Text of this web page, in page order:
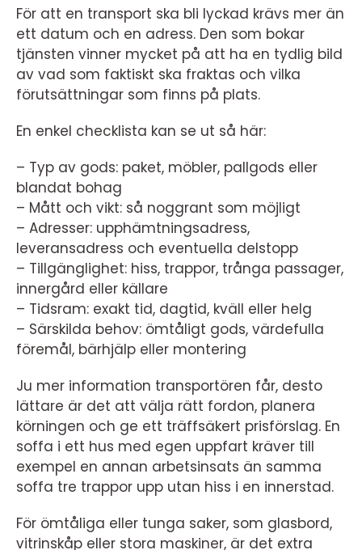
För att en transport ska bli lyckad krävs mer än
ett datum och en adress. Den som bokar
tjänsten vinner mycket på att ha en tydlig bild
av vad som faktiskt ska fraktas och vilka
förutsättningar som finns på plats.
En enkel checklista kan se ut så här:
– Typ av gods: paket, möbler, pallgods eller
blandat bohag
– Mått och vikt: så noggrant som möjligt
– Adresser: upphämtningsadress,
leveransadress och eventuella delstopp
– Tillgänglighet: hiss, trappor, trånga passager,
innergård eller källare
– Tidsram: exakt tid, dagtid, kväll eller helg
– Särskilda behov: ömtåligt gods, värdefulla
föremål, bärhjälp eller montering
Ju mer information transportören får, desto
lättare är det att välja rätt fordon, planera
körningen och ge ett träffsäkert prisförslag. En
soffa i ett hus med egen uppfart kräver till
exempel en annan arbetsinsats än samma
soffa tre trappor upp utan hiss i en innerstad.
För ömtåliga eller tunga saker, som glasbord,
vitrinskåp eller stora maskiner, är det extra